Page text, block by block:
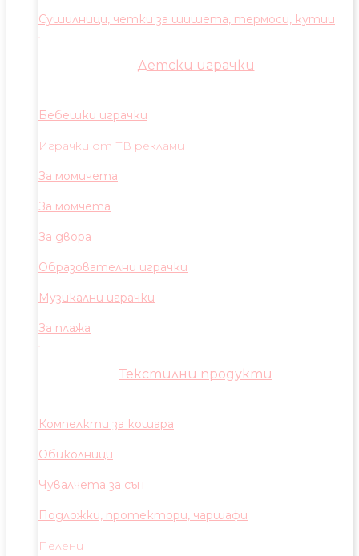
Сушилници, четки за шишета, термоси, кутии
Детски играчки
Бебешки играчки
Играчки от ТВ реклами
За момичета
За момчета
За двора
Образователни играчки
Музикални играчки
За плажа
Текстилни продукти
Компелкти за кошара
Обиколници
Чувалчета за сън
Подложки, протектори, чаршафи
Пелени